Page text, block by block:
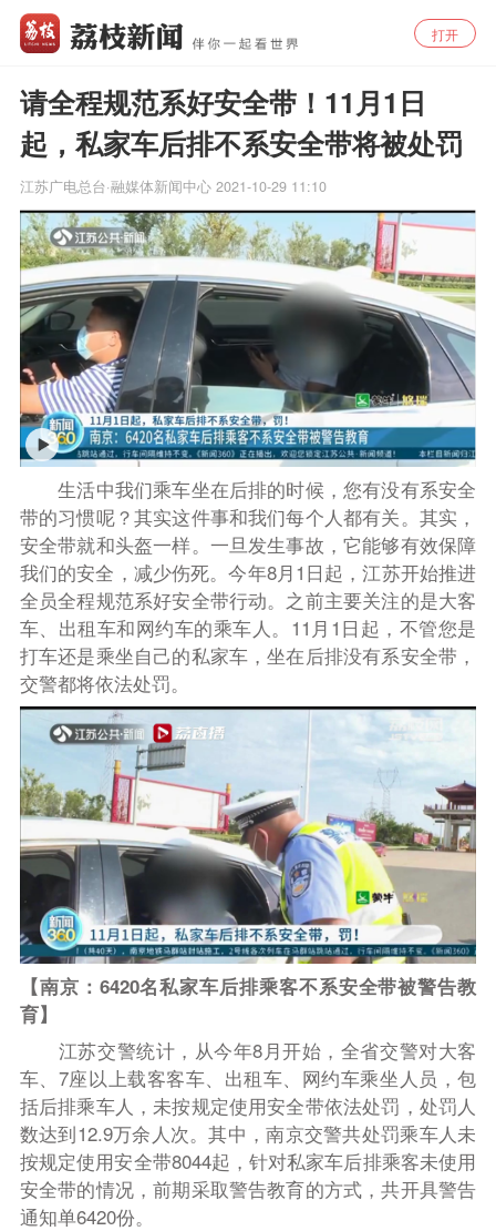
打开
请全程规范系好安全带！11月1日
起，私家车后排不系安全带将被处罚
江苏广电总台·融媒体新闻中心 2021-10-29 11:10
生活中我们乘车坐在后排的时候，您有没有系安全
带的习惯呢？其实这件事和我们每个人都有关。其实，
安全带就和头盔一样。一旦发生事故，它能够有效保障
我们的安全，减少伤死。今年8月1日起，江苏开始推进
全员全程规范系好安全带行动。之前主要关注的是大客
车、出租车和网约车的乘车人。11月1日起，不管您是
打车还是乘坐自己的私家车，坐在后排没有系安全带，
交警都将依法处罚。
【南京：6420名私家车后排乘客不系安全带被警告教
育】
江苏交警统计，从今年8月开始，全省交警对大客
车、7座以上载客客车、出租车、网约车乘坐人员，包
括后排乘车人，未按规定使用安全带依法处罚，处罚人
数达到12.9万余人次。其中，南京交警共处罚乘车人未
按规定使用安全带8044起，针对私家车后排乘客未使用
安全带的情况，前期采取警告教育的方式，共开具警告
通知单6420份。